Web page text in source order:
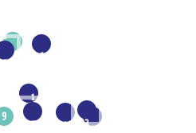
4
1
5
6
9
1
1
3
1
7